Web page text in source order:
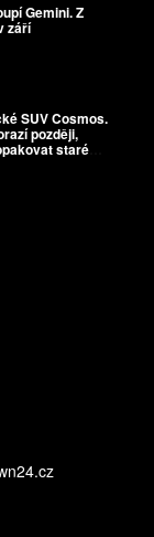
Gemini. Z
září
SUV Cosmos.
později,
staré